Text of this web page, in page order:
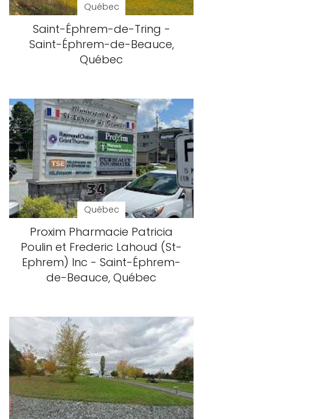
Québec
Saint-Éphrem-de-Tring -
Saint-Éphrem-de-Beauce,
Québec
Québec
Proxim Pharmacie Patricia
Poulin et Frederic Lahoud (St-
Ephrem) Inc - Saint-Éphrem-
de-Beauce, Québec